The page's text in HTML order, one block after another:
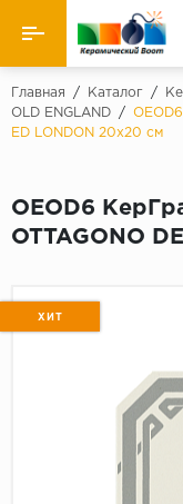
Назад
Производители
Керамогранит
Главная / Каталог /
OLD ENGLAND
/
ED LONDON 20x20 см
OEOD6
OTTAGONO
ХИТ